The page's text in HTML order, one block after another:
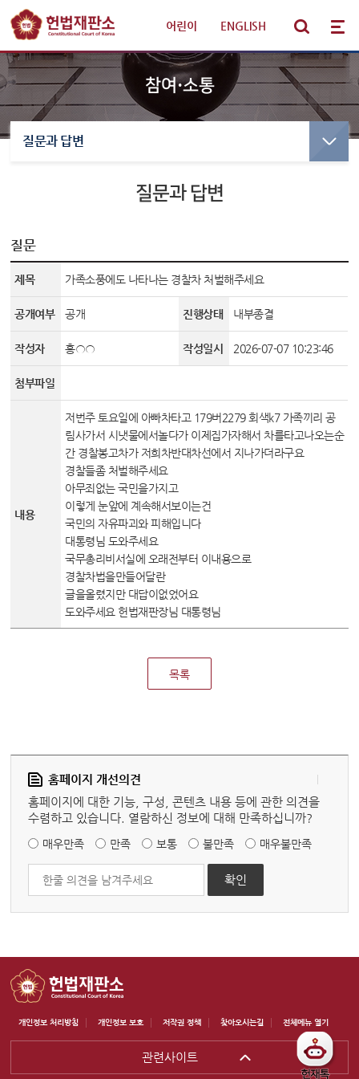
어린이 ENGLISH
선고·변론사건
만화로 보는 결정
변론사건
변론일정
변론목록
변론동영상
방청신청
예약하기
확인/취소
헌법재판 안내
참여·소통
헌법재판소 소개
참여·소통
질문과 답변
질문과 답변
질문
제목 가족소풍에도 나타나는 경찰차 처벌해주세요
공개여부 공개 진행상태 내부종결
작성자 홍○○ 작성일시 2026-07-07 10:23:46
첨부파일
내용
저번주 토요일에 아빠차타고 179버2279 회색k7 가족끼리 공
림사가서 시냇물에서놀다가 이제집가자해서 차를타고나오는순
간 경찰봉고차가 저희차반대차선에서 지나가더라구요
경찰들좀 처벌해주세요
아무죄없는 국민을가지고
이렇게 눈앞에 계속해서보이는건
국민의 자유파괴와 피해입니다
대통령님 도와주세요
국무총리비서실에 오래전부터 이내용으로
경찰차법을만들어달란
글을올렸지만 대답이없었어요
도와주세요 헌법재판장님 대통령님
목록
홈페이지 개선의견
홈페이지에 대한 기능, 구성, 콘텐츠 내용 등에 관한 의견을
수렴하고 있습니다. 열람하신 정보에 대해 만족하십니까?
매우만족 만족 보통 불만족 매우불만족
개인정보 처리방침 개인정보 보호 저작권 정책 찾아오시는길 전체메뉴 열기
관련사이트